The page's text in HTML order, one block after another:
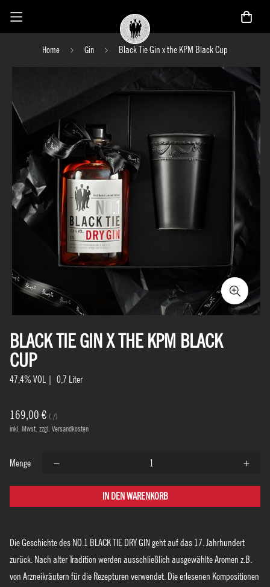
Home Gin Black Tie Gin x the KPM Black Cup
BLACK TIE GIN X THE KPM BLACK
CUP
47,4% VOL | 0,7 Liter
169,00 € STÜCKPREIS
/PRO
inkl. Mwst. zzgl. Versandkosten
Menge
IN DEN WARENKORB
Die Geschichte des NO.1 BLACK TIE DRY GIN geht auf das 17. Jahrhundert
zurück. Nach alter Tradition werden ausschließlich ausgewählte Aromen z.B.
von Arzneikräutern für die Rezepturen verwendet. Die erlesenen Kompositionen